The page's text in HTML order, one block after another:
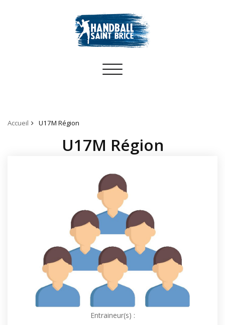
Toggle
Accueil U17M Région
U17M Région
Entraineur(s) :